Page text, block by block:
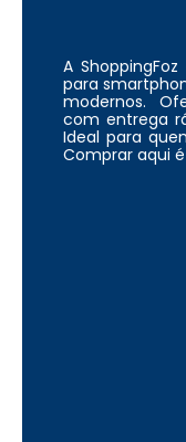
A
para
modernos.
com entrega
Ideal para
Comprar aqui